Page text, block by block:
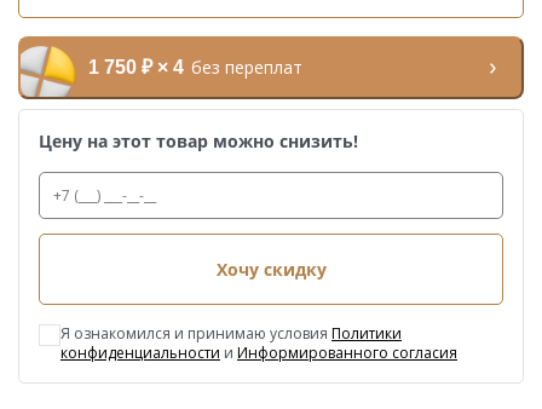
1 750 ₽ × 4 без переплат
Цену на этот товар можно снизить!
Хочу скидку
Я ознакомился и принимаю условия Политики
конфиденциальности и Информированного согласия